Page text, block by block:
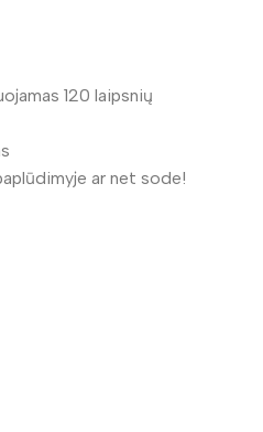
120 laipsnių
ar net sode!